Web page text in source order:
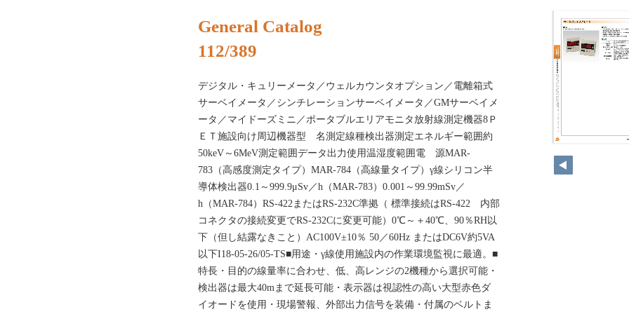
96
General Catalog
112/389
デジタル・キュリーメータ／ウェルカウンタオプション／電離箱式
サーベイメータ／シンチレーションサーベイメータ／GMサーベイメ
ータ／マイドーズミニ／ポータブルエリアモニタ放射線測定機器8Ｐ
ＥＴ施設向け周辺機器型 名測定線種検出器測定エネルギー範囲約
50keV～6MeV測定範囲データ出力使用温湿度範囲電 源MAR-
783（高感度測定タイプ）MAR-784（高線量タイプ）γ線シリコン半
導体検出器0.1～999.9μSv／h（MAR-783）0.001～99.99mSv／
h（MAR-784）RS-422またはRS-232C準拠（ 標準接続はRS-422 内部
コネクタの接続変更でRS-232Cに変更可能）0℃～＋40℃、90％RH以
下（但し結露なきこと）AC100V±10％ 50／60Hz またはDC6V約5VA
以下I18-05-26/05-TS■用途・γ線使用施設内の作業環境監視に最適。■
特長・目的の線量率に合わせ、低、高レンジの2機種から選択可能・
検出器は最大40mまで延長可能・表示器は視認性の高い大型赤色ダ
イオードを使用・現場警報、外部出力信号を装備・付属のベルトま